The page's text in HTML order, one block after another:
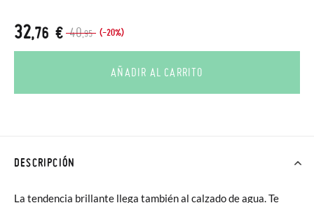
40,95 (-20%)
32,76 €
AÑADIR AL CARRITO
DESCRIPCIÓN
La tendencia brillante llega también al calzado de agua. Te